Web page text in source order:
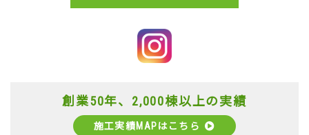
創業50年、2,000棟以上の実績
施工実績MAPはこちら